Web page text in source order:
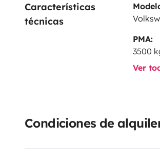
Características
técnicas
PMA:
3500
Ver
Condiciones de